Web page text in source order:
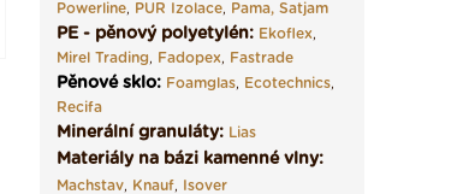
Powerline, PUR Izolace, Pama, Satjam
PE - pěnový polyetylén: Ekoflex,
Mirel Trading, Fadopex, Fastrade
Pěnové sklo: Foamglas, Ecotechnics,
Recifa
Minerální granuláty: Lias
Materiály na bázi kamenné vlny:
Machstav, Knauf, Isover